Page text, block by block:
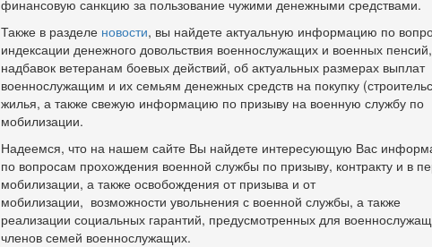
финансовую санкцию за пользование чужими денежными средствами.
Также в разделе новости, вы найдете актуальную информацию по
индексации денежного довольствия военнослужащих и военных пенсий,
надбавок ветеранам боевых действий, об актуальных размерах выплат
военнослужащим и их семьям денежных средств на покупку
жилья, а также свежую информацию по призыву на военную службу по
мобилизации.
Надеемся, что на нашем сайте Вы найдете интересующую Вас
по вопросам прохождения военной службы по призыву, контракту и в
мобилизации, а также освобождения от призыва и от
мобилизации, возможности увольнения с военной службы, а также
реализации социальных гарантий, предусмотренных для
членов семей военнослужащих.